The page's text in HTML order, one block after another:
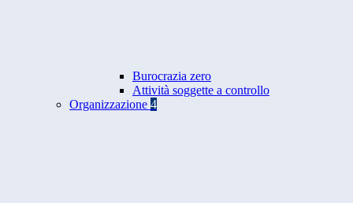
Burocrazia zero
Attività soggette a controllo
Organizzazione 4